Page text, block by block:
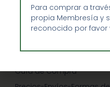
Ventajas de Comprar en
GUIA RAPIDA Y AYUDA
Guía de Compra
Para comprar a
propia Membresía y
reconocido por favor